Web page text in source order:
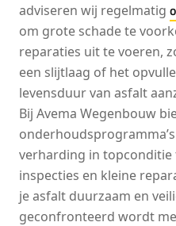
adviseren wij regelmatig
om grote schade te
reparaties uit te voeren,
een slijtlaag of het
levensduur van asfalt
Bij Avema Wegenbouw
verharding in
inspecties en kleine
je asfalt duurzaam en
geconfronteerd wordt